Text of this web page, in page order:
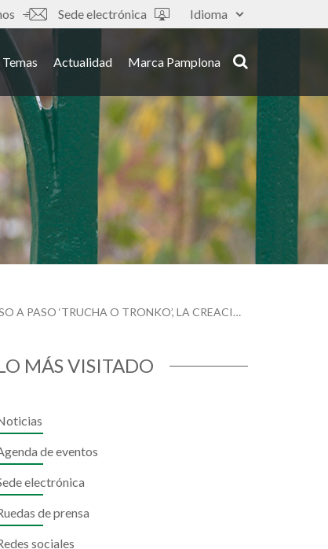
Idioma
Sede electrónica
Temas Actualidad Marca Pamplona
LA CASA DE LA JUVENTUD OFRECE UN TALLER DEL PINCHO PARA APRENDER A ELABORAR PASO A PASO ‘TRUCHA O TRONKO’, LA CREACIÓN GANADORA DE LA XXIII SEMANA DEL PINCHO
MÁS VISITADO
de eventos
electrónica
de prensa
sociales